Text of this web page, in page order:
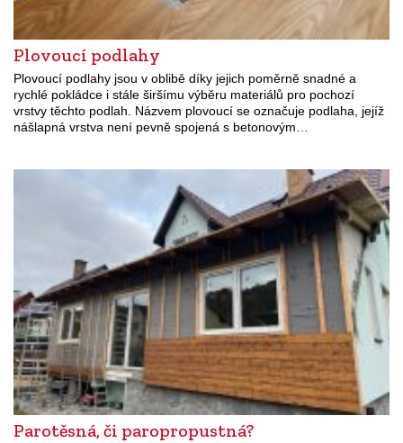
Plovoucí podlahy
Plovoucí podlahy jsou v oblibě díky jejich poměrně snadné a
rychlé pokládce i stále širšímu výběru materiálů pro pochozí
vrstvy těchto podlah. Názvem plovoucí se označuje podlaha, jejíž
nášlapná vrstva není pevně spojená s betonovým…
Parotěsná, či paropropustná?